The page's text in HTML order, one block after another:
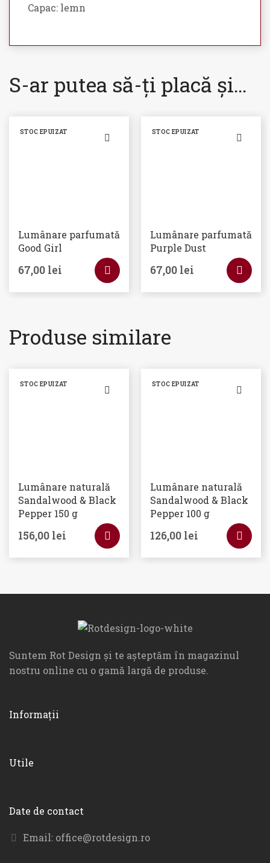
Capac: lemn
S-ar putea să-ți placă și…
STOC EPUIZAT
Lumânare parfumată
Good Girl
67,00 lei
STOC EPUIZAT
Lumânare parfumată
Purple Dust
67,00 lei
Produse similare
STOC EPUIZAT
Lumânare naturală
Sandalwood & Black
Pepper 150 g
156,00 lei
STOC EPUIZAT
Lumânare naturală
Sandalwood & Black
Pepper 100 g
126,00 lei
Suntem Rot Design și te așteptăm în magazinul
nostru online cu o gamă largă de produse.
Informații
Utile
Date de contact
Email: office@rotdesign.ro